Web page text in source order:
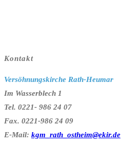
Kontakt
Versöhnungskirche Rath-Heumar
Im Wasserblech 1
Tel. 0221- 986 24 07
Fax. 0221-986 24 09
E-Mail: kgm_rath_ostheim@ekir.de